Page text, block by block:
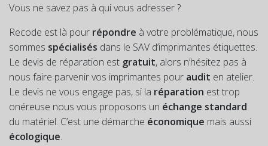
Vous ne savez pas à qui vous adresser ?
Recode est là pour répondre à votre problématique, nous
sommes spécialisés dans le SAV d’imprimantes étiquettes.
Le devis de réparation est gratuit, alors n’hésitez pas à
nous faire parvenir vos imprimantes pour audit en atelier.
Le devis ne vous engage pas, si la réparation est trop
onéreuse nous vous proposons un échange standard
du matériel. C’est une démarche économique mais aussi
écologique.